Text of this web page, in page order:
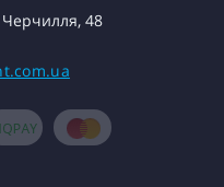
Черчилля, 48